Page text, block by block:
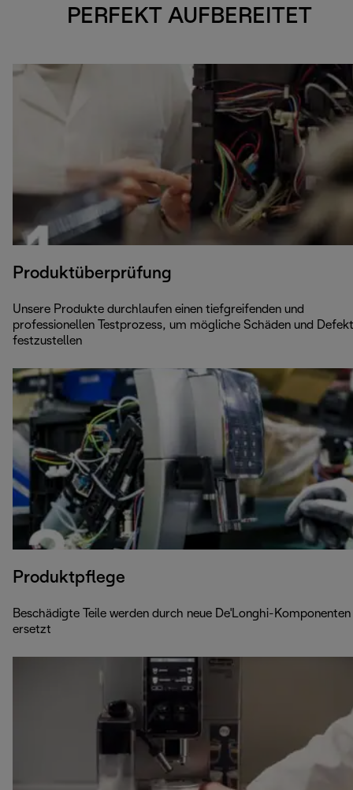
PERFEKT AUFBEREITET
Produktüberprüfung
Unsere Produkte durchlaufen einen tiefgreifenden und
professionellen Testprozess, um mögliche Schäden und
festzustellen
Produktpflege
Beschädigte Teile werden durch neue De'Longhi-Komponenten
ersetzt